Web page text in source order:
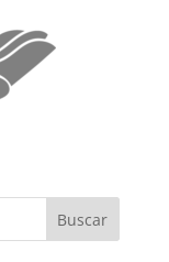
Buscar